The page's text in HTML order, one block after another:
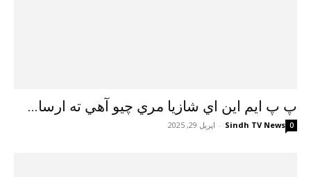
پ پ ايم اين اي شازيا مري چيو آهي ته ارسا...
Sindh TV News
- اپريل 29, 2025 0